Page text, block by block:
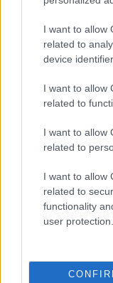
I want to allow
related to
device
I want to allow
related to
I want to allow
related to
I want to allow
related to
functionality
user protection.
ΤΟΠΙΚΑ ΝΕΑ
Απαγόρευση
Ολύμπια και